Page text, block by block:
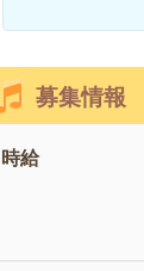
募集情報
時給